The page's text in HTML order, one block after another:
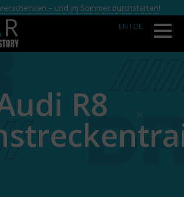
– und im Sommer durchstarten!
EN I DE
R8